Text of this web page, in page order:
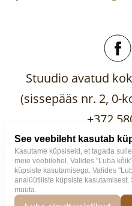
Stuudio avatud
(sissepääs nr. 2, 0-
+372
Väike
See veebileht kasutab
Kasutame küpsiseid, et tagada
meie veebilehel. Valides "Luba
küpsiste kasutamisega. Valides
analüütiliste küpsiste kasutamisest.
muuta.